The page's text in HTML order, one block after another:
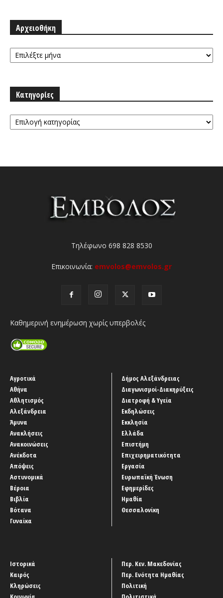
Αρχειοθήκη
Αρχειοθήκη
Κατηγορίες
Κατηγορίες
Τηλέφωνο 698 828 8530
Επικοινωνία: emvolos@emvolos.gr
Καθημερινή ενημέρωση χωρίς υπερβολές
Αγροτικά
Αθήνα
Αθλητισμός
Αλεξάνδρεια
Άμυνα
Ανακλήσεις
Ανακοινώσεις
Ανέκδοτα
Απόψεις
Αστυνομικά
Βέροια
Βιβλία
Βότανα
Γυναίκα
Δήμος Αλεξάνδρειας
Διαγωνισμοί-Διακηρύξεις
Διατροφή & Υγεία
Εκδηλώσεις
Εκκλησία
Ελλάδα
Επιστήμη
Επιχειρηματικότητα
Εργασία
Ευρωπαϊκή Ένωση
Εφημερίδες
Ημαθία
Θεσσαλονίκη
Ιστορικά
Καιρός
Κληρώσεις
Περ. Κεν. Μακεδονίας
Περ. Ενότητα Ημαθίας
Πολιτική